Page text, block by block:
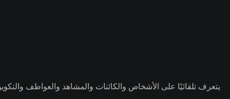
يتعرف تلقائيًا على الأشخاص والكائنات والمشاهد والعواطف